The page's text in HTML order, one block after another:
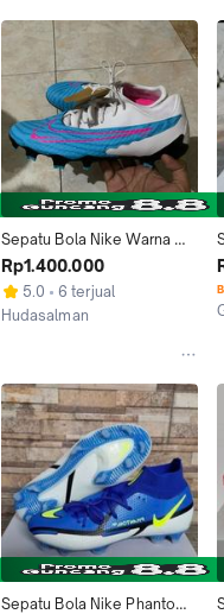
Sepatu Bola Nike Warna
Putih Biru
Rp1.400.000
5.0
6 terjual
Hudasalman
Sepatu Bola Nike Phantom